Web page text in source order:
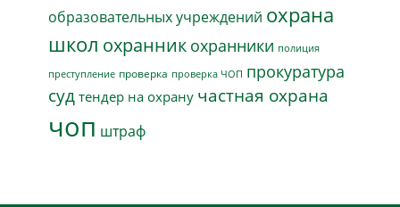
образовательных учреждений охрана
школ охранник охранники полиция
преступление проверка проверка ЧОП прокуратура
суд тендер на охрану частная охрана
чоп штраф